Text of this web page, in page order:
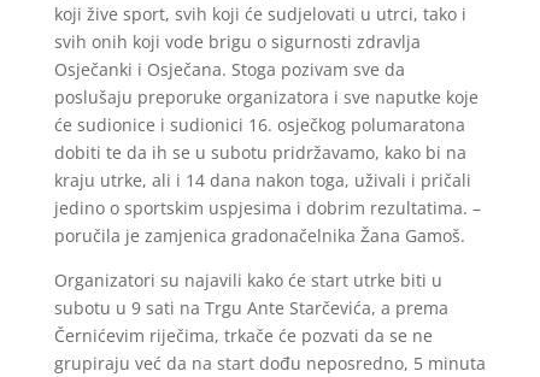
koji žive sport, svih koji će sudjelovati u utrci, tako i
svih onih koji vode brigu o sigurnosti zdravlja
Osječanki i Osječana. Stoga pozivam sve da
poslušaju preporuke organizatora i sve naputke koje
će sudionice i sudionici 16. osječkog polumaratona
dobiti te da ih se u subotu pridržavamo, kako bi na
kraju utrke, ali i 14 dana nakon toga, uživali i pričali
jedino o sportskim uspjesima i dobrim rezultatima. –
poručila je zamjenica gradonačelnika Žana Gamoš.
Organizatori su najavili kako će start utrke biti u
subotu u 9 sati na Trgu Ante Starčevića, a prema
Černićevim riječima, trkače će pozvati da se ne
grupiraju već da na start dođu neposredno, 5 minuta